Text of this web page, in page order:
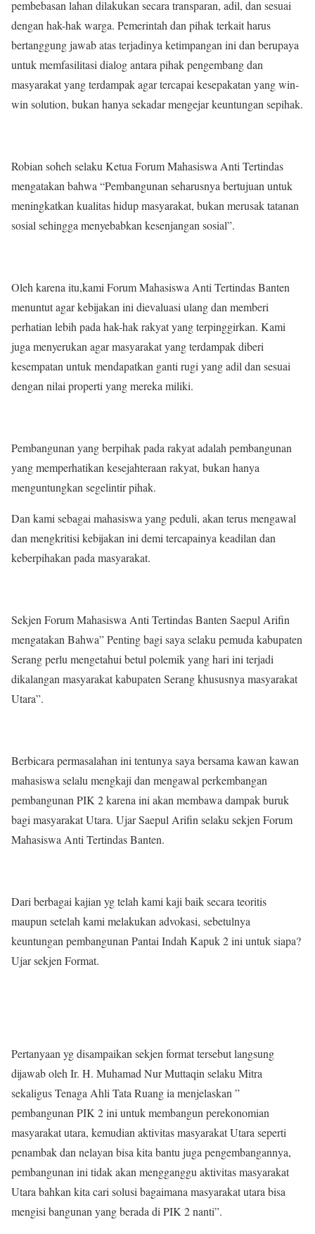
pembebasan lahan dilakukan secara transparan, adil, dan sesuai
dengan hak-hak warga. Pemerintah dan pihak terkait harus
bertanggung jawab atas terjadinya ketimpangan ini dan berupaya
untuk memfasilitasi dialog antara pihak pengembang dan
masyarakat yang terdampak agar tercapai kesepakatan yang win-
win solution, bukan hanya sekadar mengejar keuntungan sepihak.
Robian soheh selaku Ketua Forum Mahasiswa Anti Tertindas
mengatakan bahwa “Pembangunan seharusnya bertujuan untuk
meningkatkan kualitas hidup masyarakat, bukan merusak tatanan
sosial sehingga menyebabkan kesenjangan sosial”.
Oleh karena itu,kami Forum Mahasiswa Anti Tertindas Banten
menuntut agar kebijakan ini dievaluasi ulang dan memberi
perhatian lebih pada hak-hak rakyat yang terpinggirkan. Kami
juga menyerukan agar masyarakat yang terdampak diberi
kesempatan untuk mendapatkan ganti rugi yang adil dan sesuai
dengan nilai properti yang mereka miliki.
Pembangunan yang berpihak pada rakyat adalah pembangunan
yang memperhatikan kesejahteraan rakyat, bukan hanya
menguntungkan segelintir pihak.
Dan kami sebagai mahasiswa yang peduli, akan terus mengawal
dan mengkritisi kebijakan ini demi tercapainya keadilan dan
keberpihakan pada masyarakat.
Sekjen Forum Mahasiswa Anti Tertindas Banten Saepul Arifin
mengatakan Bahwa” Penting bagi saya selaku pemuda kabupaten
Serang perlu mengetahui betul polemik yang hari ini terjadi
dikalangan masyarakat kabupaten Serang khususnya masyarakat
Utara”.
Berbicara permasalahan ini tentunya saya bersama kawan kawan
mahasiswa selalu mengkaji dan mengawal perkembangan
pembangunan PIK 2 karena ini akan membawa dampak buruk
bagi masyarakat Utara. Ujar Saepul Arifin selaku sekjen Forum
Mahasiswa Anti Tertindas Banten.
Dari berbagai kajian yg telah kami kaji baik secara teoritis
maupun setelah kami melakukan advokasi, sebetulnya
keuntungan pembangunan Pantai Indah Kapuk 2 ini untuk siapa?
Ujar sekjen Format.
Pertanyaan yg disampaikan sekjen format tersebut langsung
dijawab oleh Ir. H. Muhamad Nur Muttaqin selaku Mitra
sekaligus Tenaga Ahli Tata Ruang ia menjelaskan ”
pembangunan PIK 2 ini untuk membangun perekonomian
masyarakat utara, kemudian aktivitas masyarakat Utara seperti
penambak dan nelayan bisa kita bantu juga pengembangannya,
pembangunan ini tidak akan mengganggu aktivitas masyarakat
Utara bahkan kita cari solusi bagaimana masyarakat utara bisa
mengisi bangunan yang berada di PIK 2 nanti”.